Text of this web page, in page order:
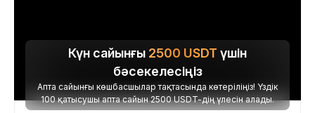
Күн сайынғы 2500 USDT үшін
бәсекелесіңіз
Апта сайынғы көшбасшылар тақтасында көтеріліңіз! Үздік
100 қатысушы апта сайын 2500 USDT-дің үлесін алады.